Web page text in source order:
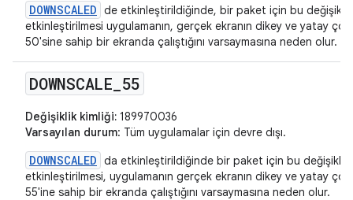
DOWNSCALED de etkinleştirildiğinde, bir paket için bu
etkinleştirilmesi uygulamanın, gerçek ekranın dikey ve yatay
50'sine sahip bir ekranda çalıştığını varsaymasına neden olur.
DOWNSCALE 55
Değişiklik kimliği: 189970036
Varsayılan durum: Tüm uygulamalar için devre dışı.
DOWNSCALED da etkinleştirildiğinde bir paket için bu
etkinleştirilmesi, uygulamanın gerçek ekranın dikey ve yatay
55'ine sahip bir ekranda çalıştığını varsaymasına neden olur.